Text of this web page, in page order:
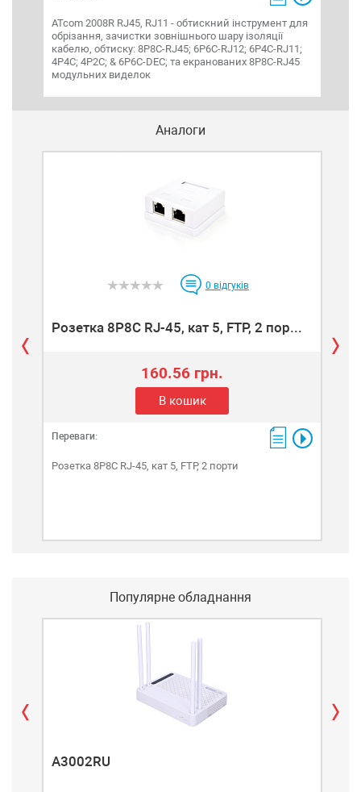
ATcom 2008R RJ45, RJ11 - обтискний інструмент для
обрізання, зачистки зовнішнього шару ізоляції
кабелю, обтиску: 8P8C-RJ45; 6P6C-RJ12; 6P4C-RJ11;
4P4C; 4P2C; & 6P6C-DEC; та екранованих 8P8C-RJ45
модульних виделок
Аналоги
0 відгуків
Розетка 8P8C RJ-45, кат 5, FTP, 2 пор...
160.56 грн.
В кошик
Переваги:
Розетка 8P8C RJ-45, кат 5, FTP, 2 порти
Популярне обладнання
A3002RU